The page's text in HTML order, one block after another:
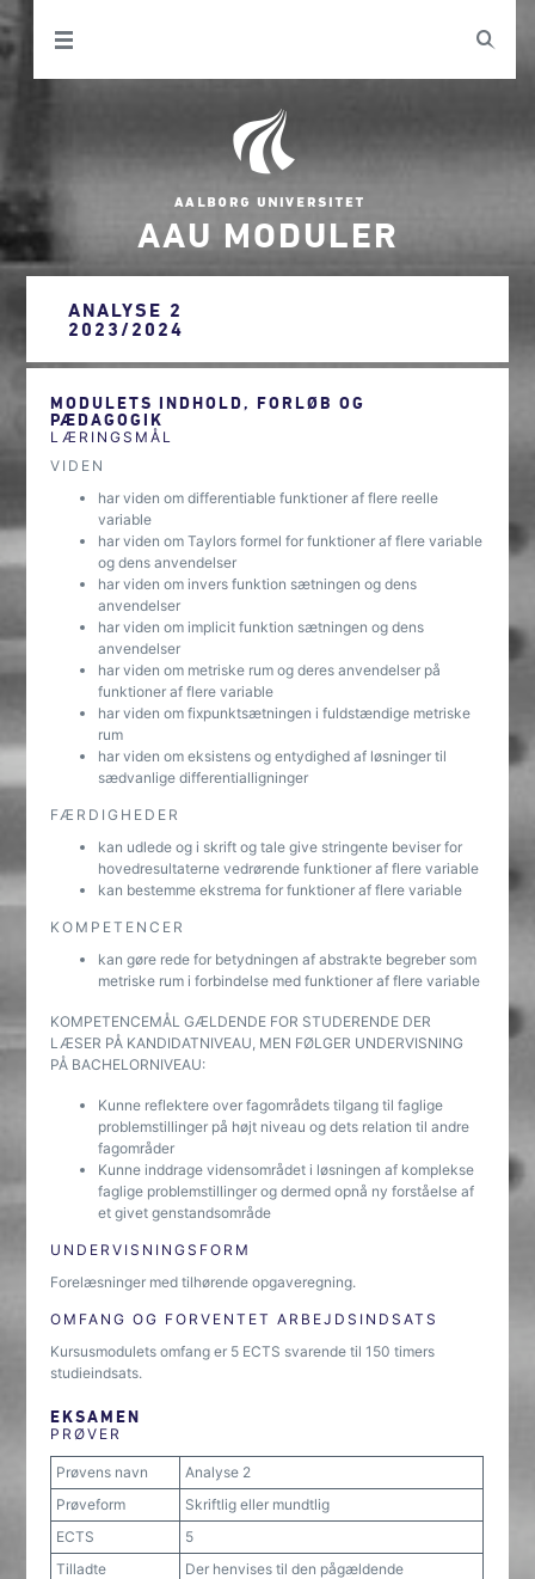
AAU MODULER
ANALYSE 2
2023/2024
MODULETS INDHOLD, FORLØB OG
PÆDAGOGIK
LÆRINGSMÅL
VIDEN
har viden om differentiable funktioner af flere reelle
variable
har viden om Taylors formel for funktioner af flere variable
og dens anvendelser
har viden om invers funktion sætningen og dens
anvendelser
har viden om implicit funktion sætningen og dens
anvendelser
har viden om metriske rum og deres anvendelser på
funktioner af flere variable
har viden om fixpunktsætningen i fuldstændige metriske
rum
har viden om eksistens og entydighed af løsninger til
sædvanlige differentialligninger
FÆRDIGHEDER
kan udlede og i skrift og tale give stringente beviser for
hovedresultaterne vedrørende funktioner af flere variable
kan bestemme ekstrema for funktioner af flere variable
KOMPETENCER
kan gøre rede for betydningen af abstrakte begreber som
metriske rum i forbindelse med funktioner af flere variable
KOMPETENCEMÅL GÆLDENDE FOR STUDERENDE DER
LÆSER PÅ KANDIDATNIVEAU, MEN FØLGER UNDERVISNING
PÅ BACHELORNIVEAU:
Kunne reflektere over fagområdets tilgang til faglige
problemstillinger på højt niveau og dets relation til andre
fagområder
Kunne inddrage vidensområdet i løsningen af komplekse
faglige problemstillinger og dermed opnå ny forståelse af
et givet genstandsområde
UNDERVISNINGSFORM
Forelæsninger med tilhørende opgaveregning.
OMFANG OG FORVENTET ARBEJDSINDSATS
Kursusmodulets omfang er 5 ECTS svarende til 150 timers
studieindsats.
EKSAMEN
PRØVER
Prøvens navn
Analyse 2
Prøveform
Skriftlig eller mundtlig
ECTS
5
Tilladte
Der henvises til den pågældende